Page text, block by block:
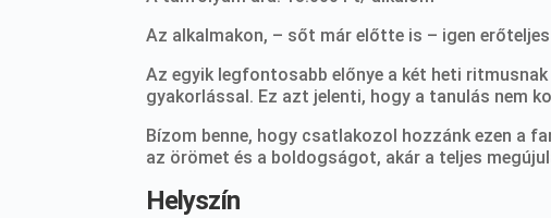
Az alkalmakon, – sőt már előtte is – igen
Az egyik legfontosabb előnye a két heti
gyakorlással. Ez azt jelenti, hogy a tanulás nem
Bízom benne, hogy csatlakozol hozzánk ezen a
az örömet és a boldogságot, akár a teljes
Helyszín